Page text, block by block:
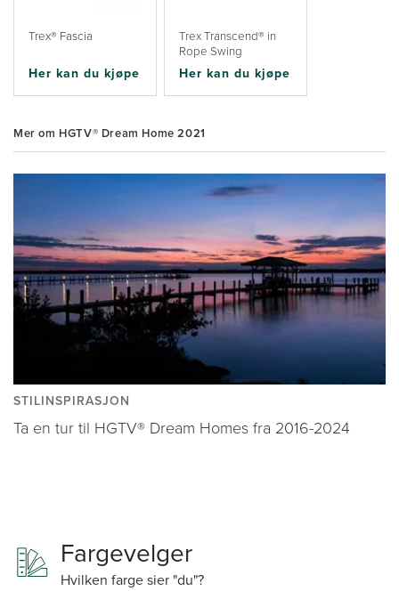
Trex® Fascia
Her kan du kjøpe
Trex Transcend® in
Rope Swing
Her kan du kjøpe
Mer om HGTV® Dream Home 2021
STILINSPIRASJON
Ta en tur til HGTV® Dream Homes fra 2016-2024
Fargevelger
Hvilken farge sier "du"?